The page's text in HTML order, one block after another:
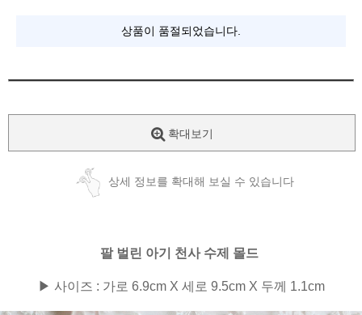
상품이 품절되었습니다.
확대보기
상세 정보를 확대해 보실 수 있습니다
팔 벌린 아기 천사 수제 몰드
▶ 사이즈 : 가로 6.9cm X 세로 9.5cm X 두께 1.1cm